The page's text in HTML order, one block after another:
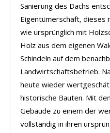
Sanierung des Dachs
Eigentümerschaft, dieses
wie ursprünglich mit
Holz aus dem eigenen
Schindeln auf dem
Landwirtschaftsbetrieb.
heute wieder
historische Bauten. Mit
Gebäude zu einem der
vollständig in ihren